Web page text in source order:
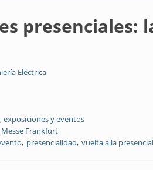
presenciales:
Eléctrica
exposiciones y eventos
Messe Frankfurt
presencialidad vuelta a la